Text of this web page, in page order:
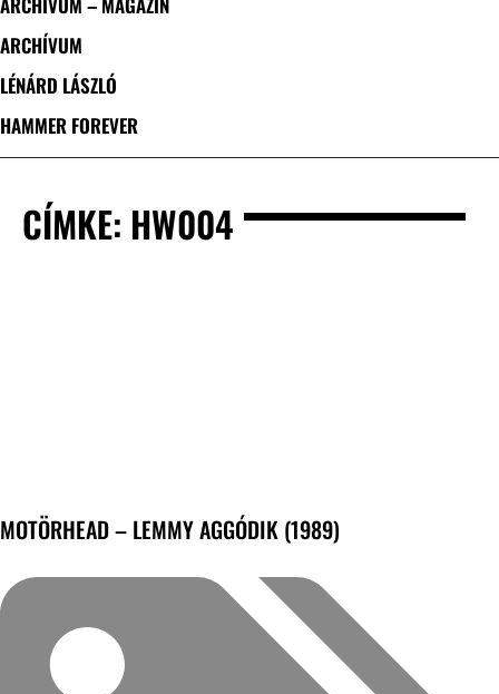
ARCHÍVUM
LÉNÁRD LÁSZLÓ
HAMMER FOREVER
CÍMKE: HW004
MOTÖRHEAD – LEMMY AGGÓDIK (1989)